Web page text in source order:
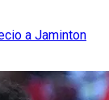
a Jaminton